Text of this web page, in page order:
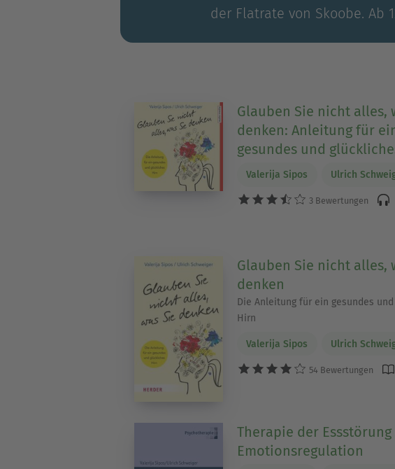
der Flatrate von Skoobe. Ab
Glauben Sie nicht alles,
denken: Anleitung für
gesundes und
Valerija Sipos Ulrich
3 Bewertungen
Glauben Sie nicht alles,
denken
Die Anleitung für ein gesundes
Hirn
Valerija Sipos Ulrich
54 Bewertungen
Therapie der
Emotionsregulation